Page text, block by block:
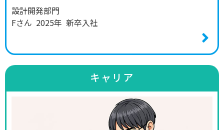
設計開発部門
Fさん 2025年 新卒入社
キャリア